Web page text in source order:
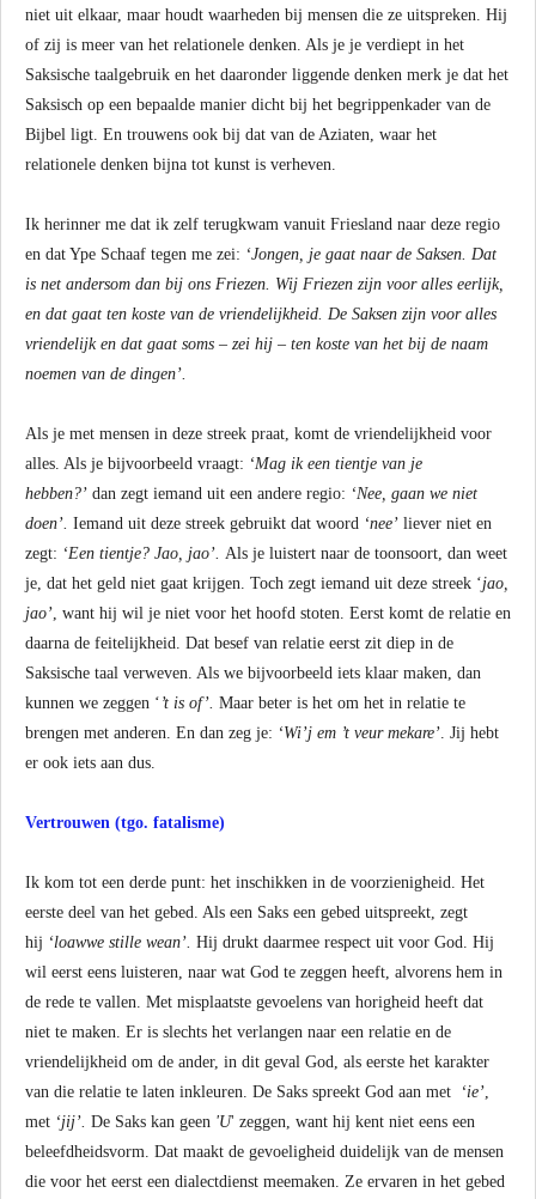
niet uit elkaar, maar houdt waarheden bij mensen die ze uitspreken. Hij
of zij is meer van het relationele denken. Als je je verdiept in het
Saksische taalgebruik en het daaronder liggende denken merk je dat het
Saksisch op een bepaalde manier dicht bij het begrippenkader van de
Bijbel ligt. En trouwens ook bij dat van de Aziaten, waar het
relationele denken bijna tot kunst is verheven.
Ik herinner me dat ik zelf terugkwam vanuit Friesland naar deze regio
en dat Ype Schaaf tegen me zei: ‘Jongen, je gaat naar de Saksen. Dat
is net andersom dan bij ons Friezen. Wij Friezen zijn voor alles eerlijk,
en dat gaat ten koste van de vriendelijkheid. De Saksen zijn voor alles
vriendelijk en dat gaat soms – zei hij – ten koste van het bij de naam
noemen van de dingen’.
Als je met mensen in deze streek praat, komt de vriendelijkheid voor
alles. Als je bijvoorbeeld vraagt: ‘Mag ik een tientje van je
hebben?’ dan zegt iemand uit een andere regio: ‘Nee, gaan we niet
doen’. Iemand uit deze streek gebruikt dat woord ‘nee’ liever niet en
zegt: ‘Een tientje? Jao, jao’. Als je luistert naar de toonsoort, dan weet
je, dat het geld niet gaat krijgen. Toch zegt iemand uit deze streek ‘jao,
jao’, want hij wil je niet voor het hoofd stoten. Eerst komt de relatie en
daarna de feitelijkheid. Dat besef van relatie eerst zit diep in de
Saksische taal verweven. Als we bijvoorbeeld iets klaar maken, dan
kunnen we zeggen ‘ ’t is of’. Maar beter is het om het in relatie te
brengen met anderen. En dan zeg je: ‘Wi’j em ’t veur mekare’. Jij hebt
er ook iets aan dus.
Vertrouwen (tgo. fatalisme)
Ik kom tot een derde punt: het inschikken in de voorzienigheid. Het
eerste deel van het gebed. Als een Saks een gebed uitspreekt, zegt
hij ‘loawwe stille wean’. Hij drukt daarmee respect uit voor God. Hij
wil eerst eens luisteren, naar wat God te zeggen heeft, alvorens hem in
de rede te vallen. Met misplaatste gevoelens van horigheid heeft dat
niet te maken. Er is slechts het verlangen naar een relatie en de
vriendelijkheid om de ander, in dit geval God, als eerste het karakter
van die relatie te laten inkleuren. De Saks spreekt God aan met
‘ie’,
met ‘jij’. De Saks kan geen 'U' zeggen, want hij kent niet eens een
beleefdheidsvorm. Dat maakt de gevoeligheid duidelijk van de mensen
die voor het eerst een dialectdienst meemaken. Ze ervaren in het gebed